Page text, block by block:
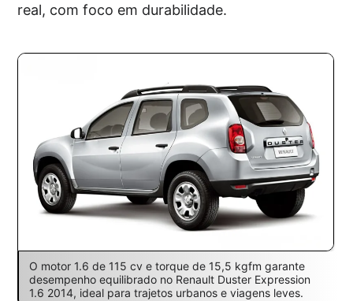
real, com foco em durabilidade.
O motor 1.6 de 115 cv e torque de 15,5 kgfm garante
desempenho equilibrado no Renault Duster Expression
1.6 2014, ideal para trajetos urbanos e viagens leves.